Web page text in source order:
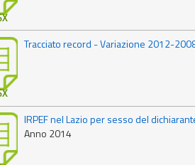
Tracciato record - Variazione 2012-
IRPEF nel Lazio per sesso del
Anno 2014